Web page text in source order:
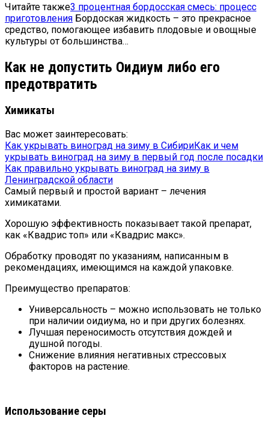
Читайте также3 процентная бордосская смесь: процесс
приготовления Бордоская жидкость – это прекрасное
средство, помогающее избавить плодовые и овощные
культуры от большинства…
Как не допустить Оидиум либо его
предотвратить
Химикаты
Вас может заинтересовать:
Как укрывать виноград на зиму в СибириКак и чем
укрывать виноград на зиму в первый год после посадки
Как правильно укрывать виноград на зиму в
Ленинградской области
Самый первый и простой вариант – лечения
химикатами.
Хорошую эффективность показывает такой препарат,
как «Квадрис топ» или «Квадрис макс».
Обработку проводят по указаниям, написанным в
рекомендациях, имеющимся на каждой упаковке.
Преимущество препаратов:
Универсальность – можно использовать не только
при наличии оидиума, но и при других болезнях.
Лучшая переносимость отсутствия дождей и
душной погоды.
Снижение влияния негативных стрессовых
факторов на растение.
Использование серы